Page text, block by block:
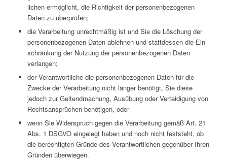
li­chen ermög­licht, die Rich­tig­keit der per­so­nen­be­zo­ge­nen
Daten zu überprüfen;
die Ver­ar­bei­tung unrecht­mä­ßig ist und Sie die Löschung der
per­so­nen­be­zo­ge­nen Daten ableh­nen und statt­des­sen die Ein­
schrän­kung der Nutzung der per­so­nen­be­zo­ge­nen Daten
verlangen;
der Ver­ant­wort­li­che die per­so­nen­be­zo­ge­nen Daten für die
Zwecke der Ver­ar­bei­tung nicht länger benö­tigt, Sie diese
jedoch zur Gel­tend­ma­chung, Aus­übung oder Ver­tei­di­gung von
Rechts­an­sprü­chen benö­ti­gen, oder
wenn Sie Wider­spruch gegen die Ver­ar­bei­tung gemäß Art. 21
Abs. 1 DSGVO ein­ge­legt haben und noch nicht fest­steht, ob
die berech­tig­ten Gründe des Ver­ant­wort­li­chen gegen­über Ihren
Gründen überwiegen.